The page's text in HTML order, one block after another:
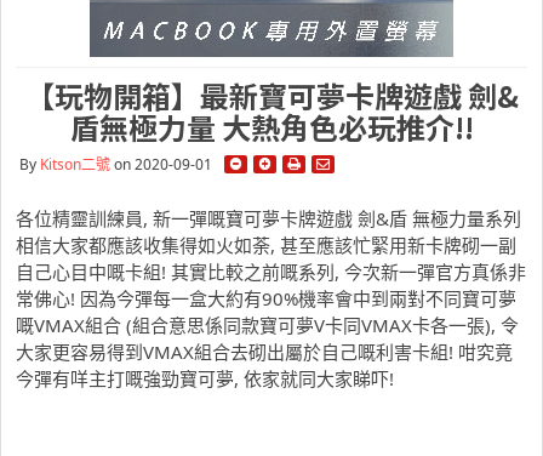
【玩物開箱】最新寶可夢卡牌遊戲 劍&
盾無極力量 大熱角色必玩推介!!
By Kitson二號on 2020-09-01
各位精靈訓練員, 新一彈嘅寶可夢卡牌遊戲 劍&盾 無極力量系列
相信大家都應該收集得如火如荼, 甚至應該忙緊用新卡牌砌一副
自己心目中嘅卡組! 其實比較之前嘅系列, 今次新一彈官方真係非
常佛心! 因為今彈每一盒大約有90%機率會中到兩對不同寶可夢
嘅VMAX組合 (組合意思係同款寶可夢V卡同VMAX卡各一張), 令
大家更容易得到VMAX組合去砌出屬於自己嘅利害卡組! 咁究竟
今彈有咩主打嘅強勁寶可夢, 依家就同大家睇吓!